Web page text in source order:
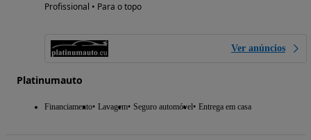
Profissional • Para o topo
Ver anúncios
Platinumauto
Financiamento Lavagem Seguro automóvel Entrega em casa